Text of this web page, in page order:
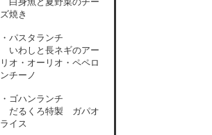
ズ焼き
・パスタランチ
いわしと長ネギのアー
リオ・オーリオ・ペペロ
ンチーノ
・ゴハンランチ
だるくろ特製 ガパオ
ライス